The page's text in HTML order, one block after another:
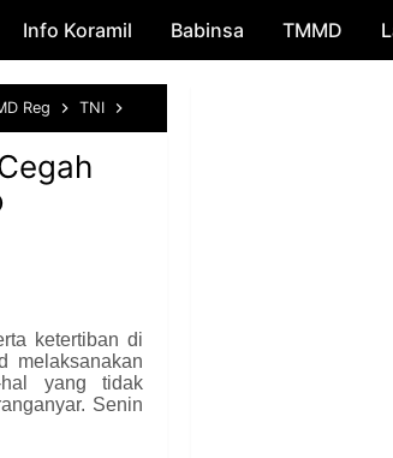
Info Koramil Babinsa TMMD
Reg TNI
ketertiban di
melaksanakan
hal yang tidak
Senin